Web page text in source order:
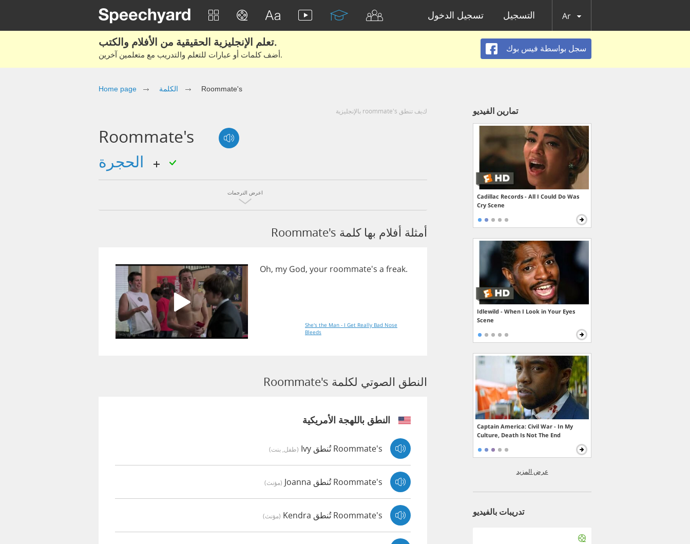
تسجيل الدخول التسجيل Ar
تعلم الإنجليزية الحقيقية من الأفلام والكتب.
أضف كلمات أو عبارات للتعلم والتدريب مع متعلمين آخرين.
سجل بواسطة فيس بوك
Home page الكلمة Roommate's
كيف تنطق roommate's بالإنجليزية
Roommate's
اعرض الترجمات
أمثلة أفلام بها كلمة Roommate's
Oh, my God, your roommate's a freak.
She's the Man - I Get Really Bad Nose
Bleeds
النطق الصوتي لكلمة Roommate's
النطق باللهجة الأمريكية
Roommate's تُنطق Ivy (طفل, بنت)
Roommate's تُنطق Joanna (مؤنث)
Roommate's تُنطق Kendra (مؤنث)
تمارين الفيديو
Cadillac Records - All I Could Do Was
Cry Scene
Idlewild - When I Look in Your Eyes
Scene
Captain America: Civil War - In My
Culture, Death Is Not The End
عرض المزيد
تدريبات بالفيديو